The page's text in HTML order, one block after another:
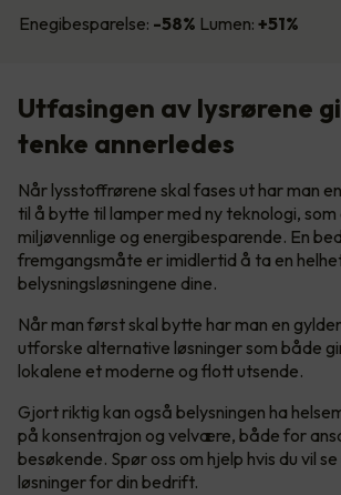
Enegibesparelse: -58% Lumen: +51%
Utfasingen av lysrørene
tenke annerledes
Når lysstoffrørene skal fases ut har man
til å bytte til lamper med ny teknologi,
miljøvennlige og energibesparende. En
fremgangsmåte er imidlertid å ta en
belysningsløsningene dine.
Når man først skal bytte har man en
utforske alternative løsninger som både
lokalene et moderne og flott utsende.
Gjort riktig kan også belysningen ha
på konsentrajon og velvære, både for
besøkende. Spør oss om hjelp hvis du vil
løsninger for din bedrift.